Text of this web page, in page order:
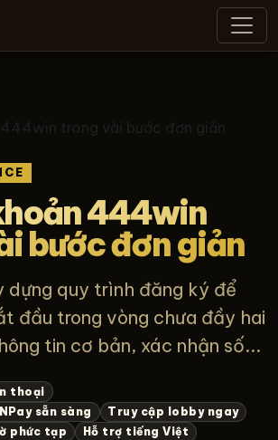
trong vài bước đơn giản
444win
bước đơn giản
dựng quy trình đăng ký để
đầu trong vòng chưa đầy hai
tin cơ bản, xác nhận số...
thoại
sẵn sàng
Truy cập lobby ngay
phức tạp
Hỗ trợ tiếng Việt